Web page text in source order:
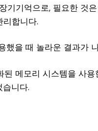
기기억으로, 필요한 것
합니다.
했을 때 놀라운 결과가
메모리 시스템을 사용
니다.